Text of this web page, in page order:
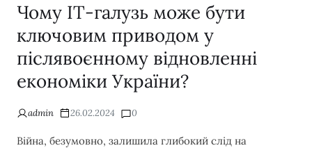
Чому ІТ-галузь може бути
ключовим приводом у
післявоєнному відновленні
економіки України?
admin 26.02.2024 0
Війна, безумовно, залишила глибокий слід на